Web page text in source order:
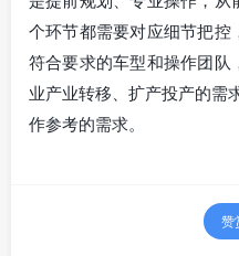
个环节都需要对应细节把
符合要求的车型和操作团队
业产业转移、扩产投产的需
作参考的需求。
赞